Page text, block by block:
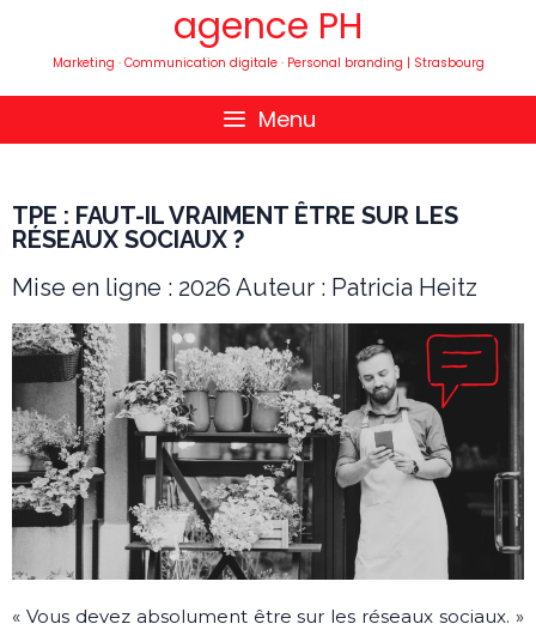
agence PH
Marketing · Communication digitale · Personal branding | Strasbourg
Menu
TPE : FAUT-IL VRAIMENT ÊTRE SUR LES
RÉSEAUX SOCIAUX ?
Mise en ligne : 2026 Auteur : Patricia Heitz
« Vous devez absolument être sur les réseaux sociaux. »